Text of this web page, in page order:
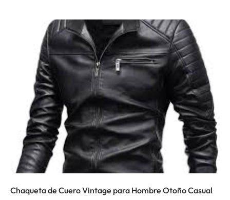
Chaqueta de Cuero Vintage para Hombre Otoño Casual